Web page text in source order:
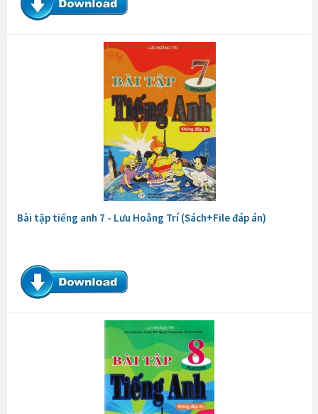
Bài tập tiếng anh 7 - Lưu Hoằng Trí (Sách+File đáp án)